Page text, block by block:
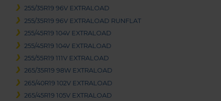
255/35R19 96V EXTRALOAD
255/35R19 96V EXTRALOAD RUNFLAT
255/45R19 104V EXTRALOAD
255/45R19 104V EXTRALOAD
255/55R19 111V EXTRALOAD
265/35R19 98W EXTRALOAD
265/40R19 102V EXTRALOAD
265/45R19 105V EXTRALOAD